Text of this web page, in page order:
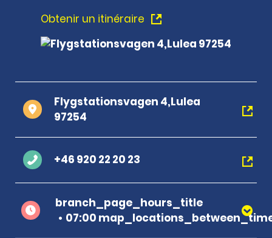
Obtenir un itinéraire
Flygstationsvagen 4,Lulea
97254
+46 920 22 20 23
branch_page_hours_title
07:00